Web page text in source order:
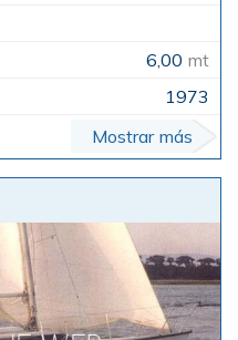
6,00 mt
1973
Mostrar más